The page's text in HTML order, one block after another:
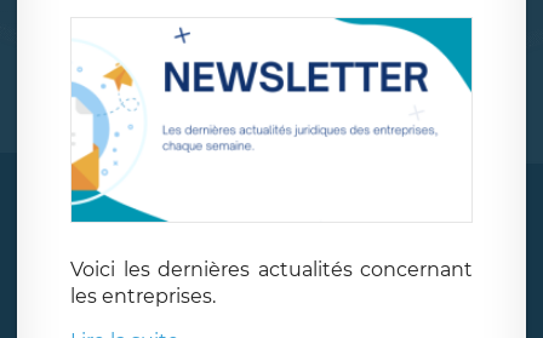
Voici les dernières actualités concernant
les entreprises.